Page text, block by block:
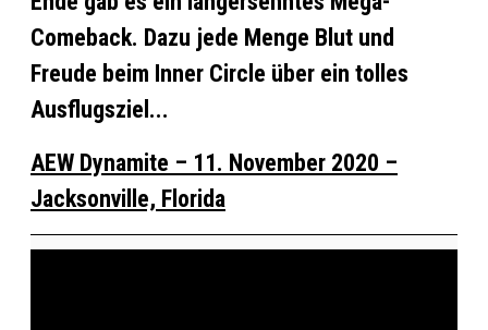
Comeback. Dazu jede Menge Blut und
Freude beim Inner Circle über ein tolles
Ausflugsziel...
AEW Dynamite – 11. November 2020 –
Jacksonville, Florida